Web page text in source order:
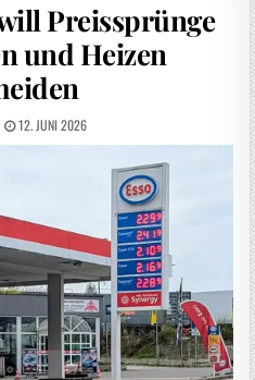
Preissprünge
und Heizen
12. JUNI 2026